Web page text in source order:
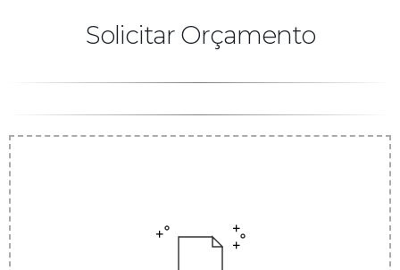
Solicitar Orçamento